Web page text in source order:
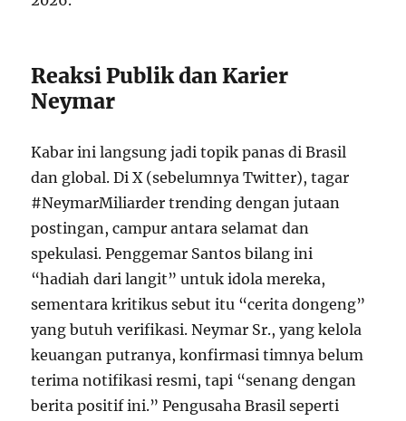
Reaksi Publik dan Karier
Neymar
Kabar ini langsung jadi topik panas di Brasil
dan global. Di X (sebelumnya Twitter), tagar
#NeymarMiliarder trending dengan jutaan
postingan, campur antara selamat dan
spekulasi. Penggemar Santos bilang ini
“hadiah dari langit” untuk idola mereka,
sementara kritikus sebut itu “cerita dongeng”
yang butuh verifikasi. Neymar Sr., yang kelola
keuangan putranya, konfirmasi timnya belum
terima notifikasi resmi, tapi “senang dengan
berita positif ini.” Pengusaha Brasil seperti